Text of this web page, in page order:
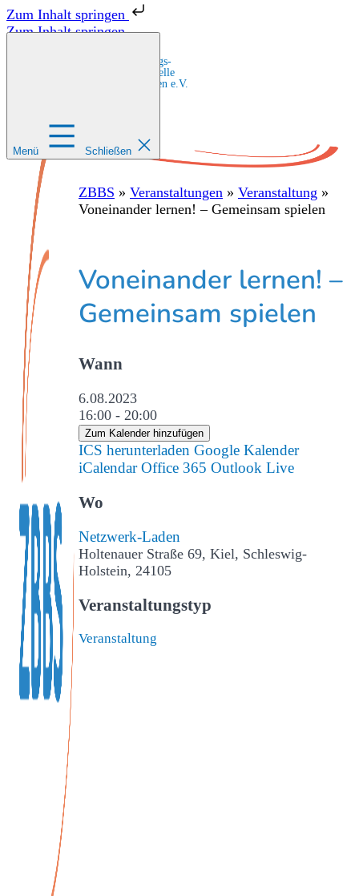
Zum Inhalt springen
Zum Inhalt springen
Zentrale Bildungs-
und Beratungsstelle
für Migrant:innen e.V.
Menü Schließen
ZBBS » Veranstaltungen » Veranstaltung »
Voneinander lernen! – Gemeinsam spielen
Voneinander lernen! –
Gemeinsam spielen
Wann
6.08.2023
16:00 - 20:00
Zum Kalender hinzufügen
ICS herunterladen Google Kalender
iCalendar Office 365 Outlook Live
Wo
Netzwerk-Laden
Holtenauer Straße 69, Kiel, Schleswig-
Holstein, 24105
Veranstaltungstyp
Veranstaltung